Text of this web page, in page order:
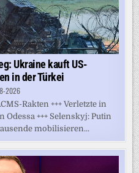
Ukraine kauft US-
in der Türkei
2026
Rakten +++ Verletzte in
+++ Selenskyj: Putin
mobilisieren...